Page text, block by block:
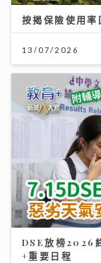
按揭保險使用率
13/07/2026
DSE放榜2026
+重要日程